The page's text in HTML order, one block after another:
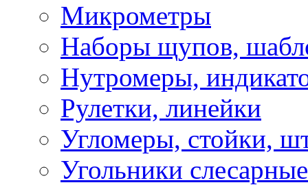
Микрометры
Наборы щупов,
Нутромеры,
Рулетки, линейки
Угломеры, стойки,
Угольники слесарные